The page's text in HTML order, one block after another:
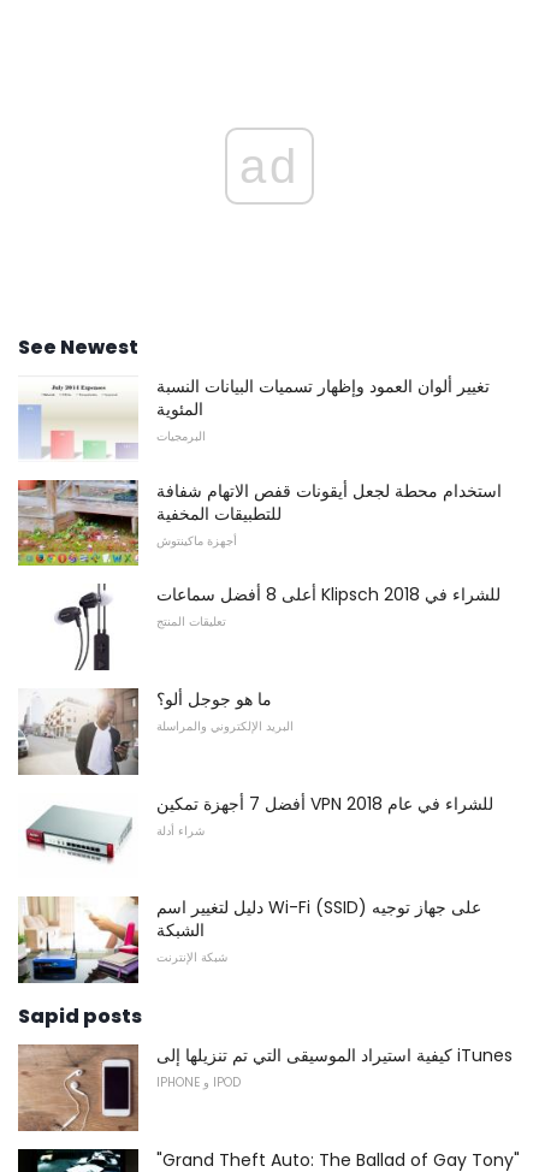
ad
See Newest
تغيير ألوان العمود وإظهار تسميات البيانات النسبة
المئوية
البرمجيات
استخدام محطة لجعل أيقونات قفص الاتهام شفافة
للتطبيقات المخفية
أجهزة ماكينتوش
أعلى 8 أفضل سماعات Klipsch للشراء في 2018
تعليقات المنتج
ما هو جوجل ألو؟
البريد الإلكتروني والمراسلة
أفضل 7 أجهزة تمكين VPN للشراء في عام 2018
شراء أدلة
دليل لتغيير اسم Wi-Fi (SSID) على جهاز توجيه
الشبكة
شبكة الإنترنت
Sapid posts
كيفية استيراد الموسيقى التي تم تنزيلها إلى iTunes
IPHONE و IPOD
"Grand Theft Auto: The Ballad of Gay Tony"